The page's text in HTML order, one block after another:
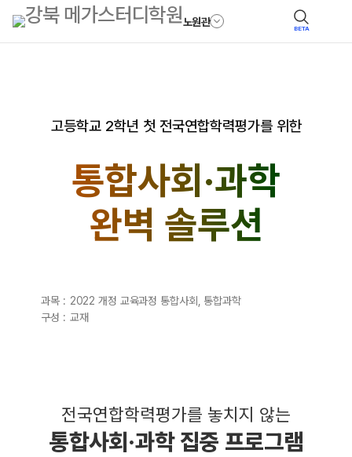
노원관 BETA
고등학교 2학년 첫 전국연합학력평가를 위한
통합사회·과학
완벽 솔루션
과목 : 2022 개정 교육과정 통합사회, 통합과학
구성 : 교재
전국연합학력평가를 놓치지 않는
통합사회·과학 집중 프로그램